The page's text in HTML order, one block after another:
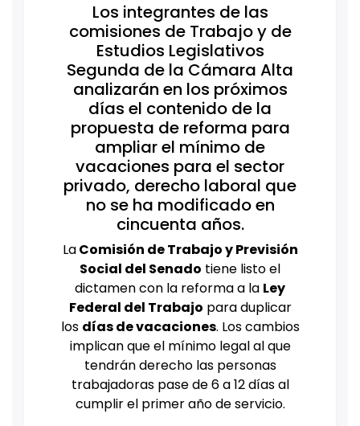
Los integrantes de las
comisiones de Trabajo y de
Estudios Legislativos
Segunda de la Cámara Alta
analizarán en los próximos
días el contenido de la
propuesta de reforma para
ampliar el mínimo de
vacaciones para el sector
privado, derecho laboral que
no se ha modificado en
cincuenta años.
LaComisión de Trabajo y Previsión
Social del Senado tiene listo el
dictamen con la reforma a la Ley
Federal del Trabajo para duplicar
los días de vacaciones. Los cambios
implican que el mínimo legal al que
tendrán derecho las personas
trabajadoras pase de 6 a 12 días al
cumplir el primer año de servicio.